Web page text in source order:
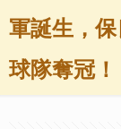
軍誕生，
球隊奪冠！